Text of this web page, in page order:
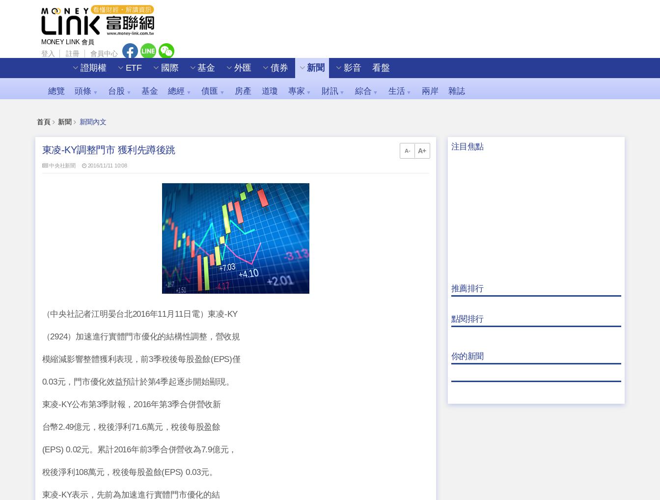
MONEY LINK 會員
登入 註冊 會員中心
證期權 ETF 國際 基金 外匯 債券 新聞 影音 看盤
總覽 頭條 ▼ 台股 ▼ 基金 總經 ▼ 債匯 ▼ 房產 道瓊 專家 ▼ 財訊 ▼ 綜合 ▼ 生活 ▼ 兩岸 雜誌
首頁 新聞 新聞內文
A- A+
東凌-KY調整門市 獲利先蹲後跳
中央社新聞 2016/11/11 10:08
（中央社記者江明晏台北2016年11月11日電）東凌-KY
（2924）加速進行實體門市優化的結構性調整，營收規
模縮減影響整體獲利表現，前3季稅後每股盈餘(EPS)僅
0.03元，門市優化效益預計於第4季起逐步開始顯現。
東凌-KY公布第3季財報，2016年第3季合併營收新
台幣2.49億元，稅後淨利71.6萬元，稅後每股盈餘
(EPS) 0.02元。累計2016年前3季合併營收為7.9億元，
稅後淨利108萬元，稅後每股盈餘(EPS) 0.03元。
東凌-KY表示，先前為加速進行實體門市優化的結
注目焦點
推薦排行
點閱排行
你的新聞